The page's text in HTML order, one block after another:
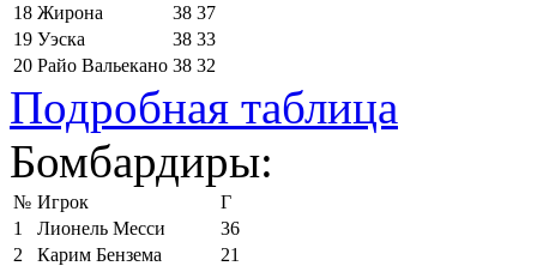
18 Жирона 38 37
19 Уэска 38 33
20 Райо Вальекано 38 32
Подробная таблица
Бомбардиры:
№ Игрок
Г
1
Лионель Месси
36
2
Карим Бензема
21